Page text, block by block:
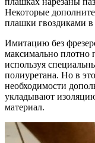
Некоторые
плашки гвоздиками
Имитацию без
максимально плотно
используя
полиуретана. Но в
необходимости
укладывают
материал.